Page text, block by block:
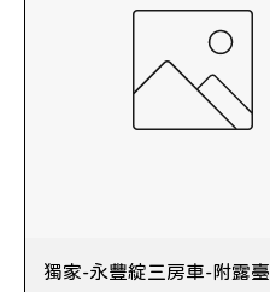
獨家-永豐綻三房車-附露臺